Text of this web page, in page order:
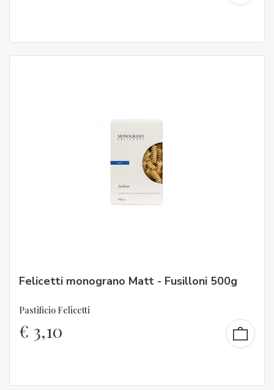
Felicetti monograno Matt - Fusilloni 500g
Pastificio Felicetti
€ 3,10